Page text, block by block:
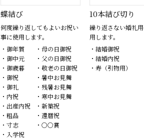
蝶結び
何度繰り返してもよいお祝い
事に使用します。
・御年賀
・御中元
・御歳暮
・御祝
・御礼
・内祝
・出産内祝
・粗品
・寸志
・入学祝
・母の日御祝
・父の日御祝
・敬老の日御祝
・暑中お見舞
・残暑お見舞
・寒中お見舞
・新築祝
・還暦祝
・〇〇賞
10本結び切り
繰り返さない婚礼
用します。
・結婚御祝
・結婚内祝
・寿（引物用）